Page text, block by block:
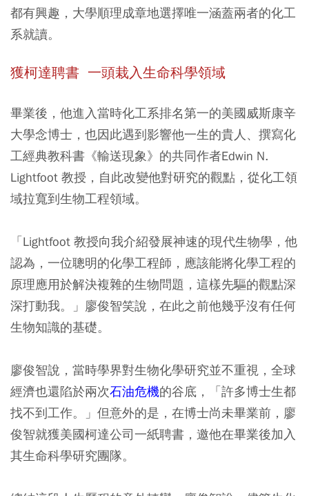
都有興趣，大學順理成章地選擇唯一涵蓋兩者的化工
系就讀。
獲柯達聘書 一頭栽入生命科學領域
畢業後，他進入當時化工系排名第一的美國威斯康辛
大學念博士，也因此遇到影響他一生的貴人、撰寫化
工經典教科書《輸送現象》的共同作者Edwin N.
Lightfoot 教授，自此改變他對研究的觀點，從化工領
域拉寬到生物工程領域。
「Lightfoot 教授向我介紹發展神速的現代生物學，他
認為，一位聰明的化學工程師，應該能將化學工程的
原理應用於解決複雜的生物問題，這樣先驅的觀點深
深打動我。」廖俊智笑說，在此之前他幾乎沒有任何
生物知識的基礎。
廖俊智說，當時學界對生物化學研究並不重視，全球
經濟也還陷於兩次石油危機的谷底，「許多博士生都
找不到工作。」但意外的是，在博士尚未畢業前，廖
俊智就獲美國柯達公司一紙聘書，邀他在畢業後加入
其生命科學研究團隊。